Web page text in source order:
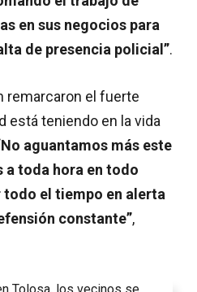
en sus negocios para
de presencia policial”.
remarcaron el fuerte
está teniendo en la vida
aguantamos más este
toda hora en todo
todo el tiempo en alerta
constante”,